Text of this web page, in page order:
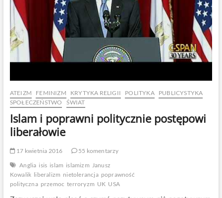
ATEIZM FEMINIZM KRYTYKA RELIGII POLITYKA
PUBLICYSTYKA
SPOŁECZEŃSTWO
ŚWIAT
Islam i poprawni politycznie postępowi
liberałowie
17 kwietnia 2016
55 komentarzy
Anglia isis islam islamizm Janusz
Kowalik liberalizm nietolerancja poprawność
polityczna przemoc terroryzm UK USA